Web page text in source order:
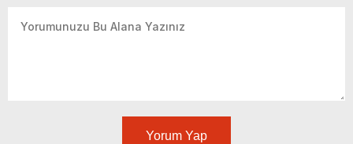
Yorum Yap